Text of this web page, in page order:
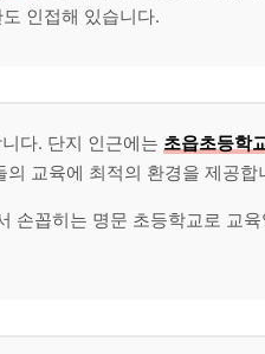
인접해 있습니다.
다. 단지 인근에는 초읍초등학
교육에 최적의 환경을 제공합
손꼽히는 명문 초등학교로 교